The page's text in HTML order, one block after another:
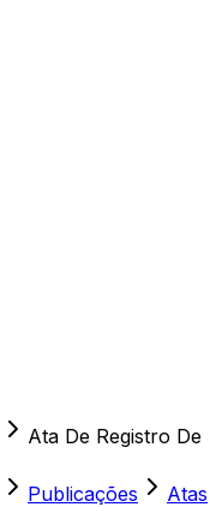
Ata De Registro De
Publicações
Atas